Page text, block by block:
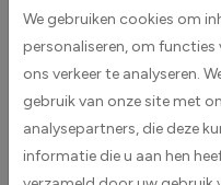
Custom sticker maken?
BESCHRIJVING
Intrekgevaar stickers worden
We gebruiken cookies om
personaliseren, om
ons verkeer te analyseren.
gebruik van onze site met
analysepartners, die deze
informatie die u aan hen